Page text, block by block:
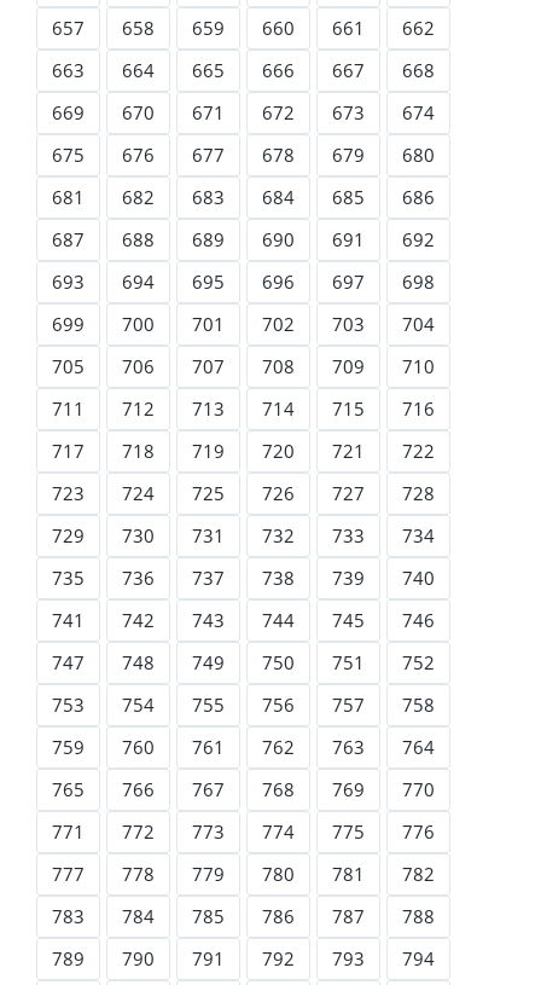
657
658 659 660 661
662
663
664 665 666 667
668
669
670 671 672 673
674
675
676 677 678 679
680
681
682 683 684 685
686
687
688 689 690 691
692
693
694 695 696 697
698
699
700 701 702 703
704
705
706 707 708 709
710
711
712 713 714 715
716
717
718 719 720 721
722
723
724 725 726 727
728
729
730 731 732 733
734
735
736 737 738 739
740
741
742 743 744 745
746
747
748 749 750 751
752
753
754 755 756 757
758
759
760 761 762 763
764
765
766 767 768 769
770
771
772 773 774 775
776
777
778 779 780 781
782
783
784 785 786 787
788
789
790 791 792 793
794